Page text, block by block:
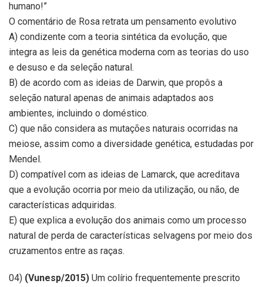
humano!”
O comentário de Rosa retrata um pensamento evolutivo
A) condizente com a teoria sintética da evolução, que
integra as leis da genética moderna com as teorias do uso
e desuso e da seleção natural.
B) de acordo com as ideias de Darwin, que propôs a
seleção natural apenas de animais adaptados aos
ambientes, incluindo o doméstico.
C) que não considera as mutações naturais ocorridas na
meiose, assim como a diversidade genética, estudadas por
Mendel.
D) compatível com as ideias de Lamarck, que acreditava
que a evolução ocorria por meio da utilização, ou não, de
características adquiridas.
E) que explica a evolução dos animais como um processo
natural de perda de características selvagens por meio dos
cruzamentos entre as raças.
04) (Vunesp/2015) Um colírio frequentemente prescrito